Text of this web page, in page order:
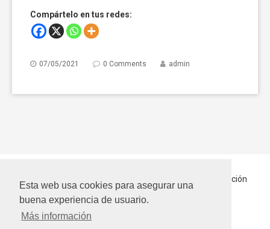
Esta web usa cookies para asegurar una
buena experiencia de usuario.
Más información
Compártelo en tus redes:
07/05/2021 0 Comments admin
Inicio Quiénes somos En Adopción
Contactar